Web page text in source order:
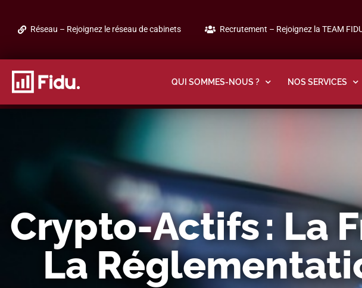
Réseau – Rejoignez le réseau de cabinets Recrutement – Rejoignez la TEAM
QUI SOMMES-NOUS ? NOS SERVICES
Crypto-Actifs : La
La